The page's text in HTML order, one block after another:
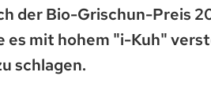
der Bio-Grischun-Preis
es mit hohem "i-Kuh"
schlagen.